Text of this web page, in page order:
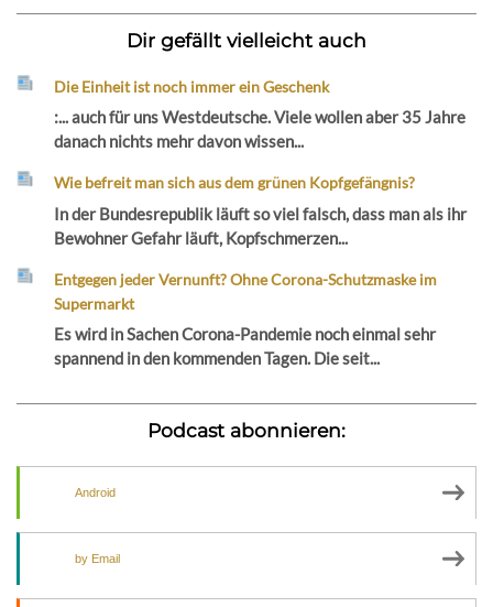
Dir gefällt vielleicht auch
Die Einheit ist noch immer ein Geschenk
:... auch für uns Westdeutsche. Viele wollen aber 35 Jahre
danach nichts mehr davon wissen...
Wie befreit man sich aus dem grünen Kopfgefängnis?
In der Bundesrepublik läuft so viel falsch, dass man als ihr
Bewohner Gefahr läuft, Kopfschmerzen...
Entgegen jeder Vernunft? Ohne Corona-Schutzmaske im
Supermarkt
Es wird in Sachen Corona-Pandemie noch einmal sehr
spannend in den kommenden Tagen. Die seit...
Podcast abonnieren:
Android
by Email